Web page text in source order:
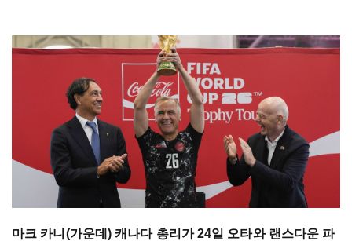
마크 카니(가운데) 캐나다 총리가 24일 오타와 랜스다운 파